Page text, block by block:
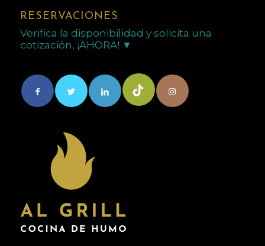
RESERVACIONES
Verifica la disponibilidad y solicita una
cotización, ¡AHORA! ▼